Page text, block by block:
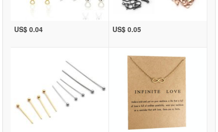
US$ 0.04 US$ 0.05